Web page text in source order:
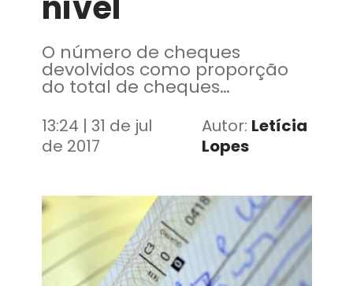
O número de cheques
devolvidos como proporção
do total de cheques
movimentados, atingiu 1,83%
em junho
13:24 | 31 de jul
de 2017
Autor: Letícia
Lopes